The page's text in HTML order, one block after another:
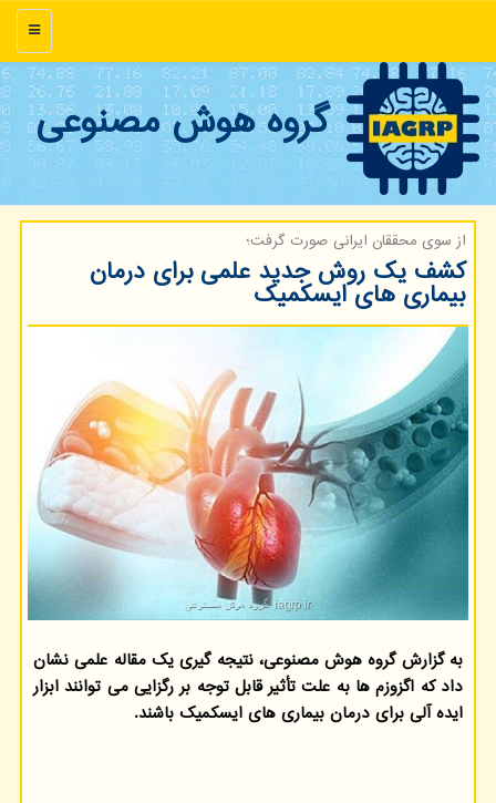
منو
گروه هوش مصنوعی
از سوی محققان ایرانی صورت گرفت؛
کشف یک روش جدید علمی برای درمان
بیماری های ایسکمیک
به گزارش گروه هوش مصنوعی، نتیجه گیری یک مقاله علمی نشان
داد که اگزوزم ها به علت تأثیر قابل توجه بر رگزایی می توانند ابزار
ایده آلی برای درمان بیماری های ایسکمیک باشند.